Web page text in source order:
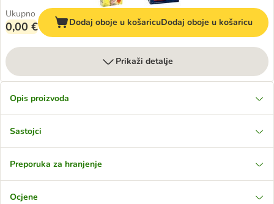
Ukupno
0,00 € Dodaj oboje u košaricuDodaj oboje u košaricu
Prikaži detalje
Opis proizvoda
Sastojci
Preporuka za hranjenje
Ocjene